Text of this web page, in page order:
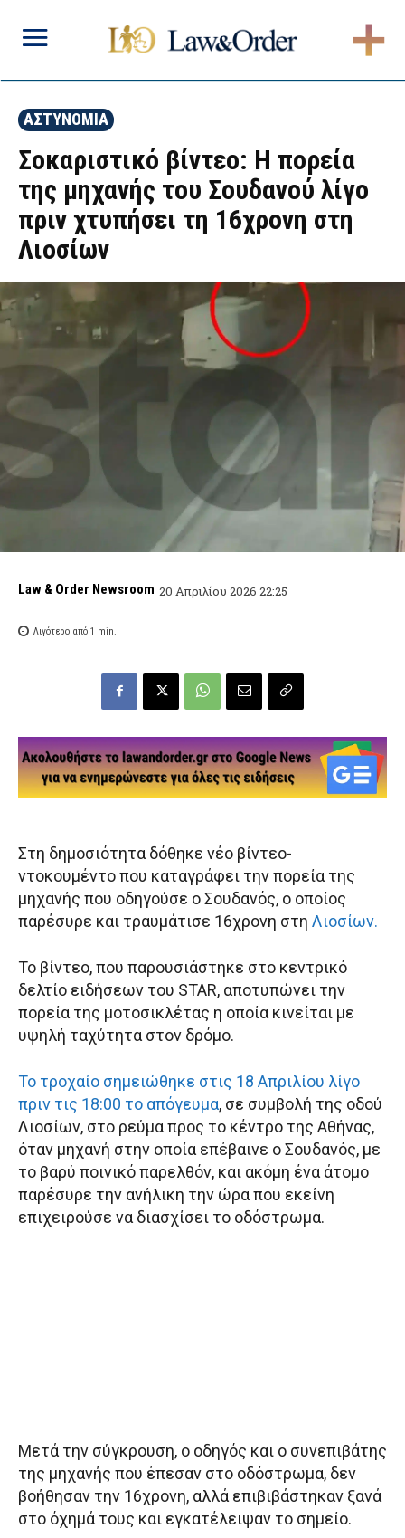
ΑΣΤΥΝΟΜΙΑ
Σοκαριστικό βίντεο: Η πορεία
της μηχανής του Σουδανού λίγο
πριν χτυπήσει τη 16χρονη στη
Λιοσίων
Law & Order Newsroom 20 Απριλίου 2026 22:25
Λιγότερο από 1 min.
Στη δημοσιότητα δόθηκε νέο βίντεο-
ντοκουμέντο που καταγράφει την πορεία της
μηχανής που οδηγούσε ο Σουδανός, ο οποίος
παρέσυρε και τραυμάτισε 16χρονη στη Λιοσίων.
Το βίντεο, που παρουσιάστηκε στο κεντρικό
δελτίο ειδήσεων του STAR, αποτυπώνει την
πορεία της μοτοσικλέτας η οποία κινείται με
υψηλή ταχύτητα στον δρόμο.
Το τροχαίο σημειώθηκε στις 18 Απριλίου λίγο
πριν τις 18:00 το απόγευμα, σε συμβολή της οδού
Λιοσίων, στο ρεύμα προς το κέντρο της Αθήνας,
όταν μηχανή στην οποία επέβαινε ο Σουδανός, με
το βαρύ ποινικό παρελθόν, και ακόμη ένα άτομο
παρέσυρε την ανήλικη την ώρα που εκείνη
επιχειρούσε να διασχίσει το οδόστρωμα.
Μετά την σύγκρουση, ο οδηγός και ο συνεπιβάτης
της μηχανής που έπεσαν στο οδόστρωμα, δεν
βοήθησαν την 16χρονη, αλλά επιβιβάστηκαν ξανά
στο όχημά τους και εγκατέλειψαν το σημείο.